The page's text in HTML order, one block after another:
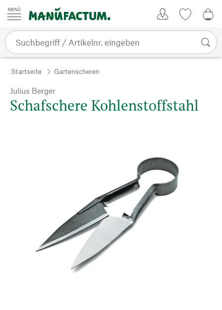
Zum Inhalt springen
Startseite Gartenscheren
Julius Berger
Schafschere Kohlenstoffstahl